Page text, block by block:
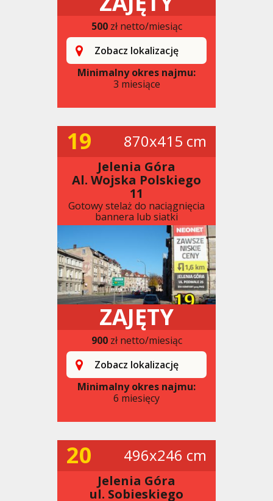
500zł netto/miesiąc
Zobacz lokalizację
Minimalny okres najmu:
3 miesiące
19 870x415 cm
Jelenia Góra
Al. Wojska Polskiego
11
Gotowy stelaż do naciągnięcia
bannera lub siatki
ZAJĘTY
900zł netto/miesiąc
Zobacz lokalizację
Minimalny okres najmu:
6 miesięcy
20 496x246 cm
Jelenia Góra
ul. Sobieskiego